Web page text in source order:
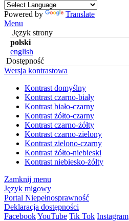
Powered by
Translate
Menu
Język strony
polski
english
Dostępność
Wersja kontrastowa
Kontrast domyślny
Kontrast czarno-biały
Kontrast biało-czarny
Kontrast żółto-czarny
Kontrast czarno-żółty
Kontrast czarno-zielony
Kontrast zielono-czarny
Kontrast żółto-niebieski
Kontrast niebiesko-żółty
Zamknij menu
Język migowy
Portal Niepełnosprawność
Deklaracja dostępności
FacebookYouTube Tik Tok Instagram